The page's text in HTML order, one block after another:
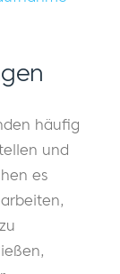
häufig
und
es